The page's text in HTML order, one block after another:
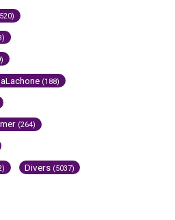
(188)
(264)
Divers (5037)